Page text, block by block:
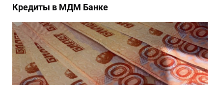
Кредиты в МДМ Банке